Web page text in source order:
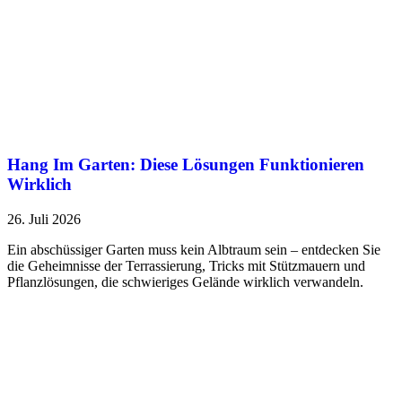
Hang Im Garten: Diese Lösungen Funktionieren
Wirklich
26. Juli 2026
Ein abschüssiger Garten muss kein Albtraum sein – entdecken Sie
die Geheimnisse der Terrassierung, Tricks mit Stützmauern und
Pflanzlösungen, die schwieriges Gelände wirklich verwandeln.